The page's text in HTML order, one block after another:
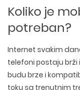
WEB I GRAFIČKI
DIGITALNI
Koliko je
potreban?
Internet svakim
telefoni postaju brži
budu brze i
toku sa trenutnim